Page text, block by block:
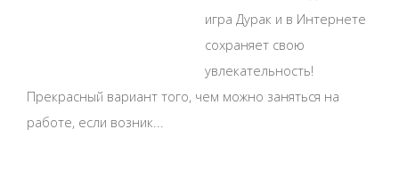
игра Дурак и в Интернете
сохраняет свою
увлекательность!
Прекрасный вариант того, чем можно заняться на
работе, если возник...